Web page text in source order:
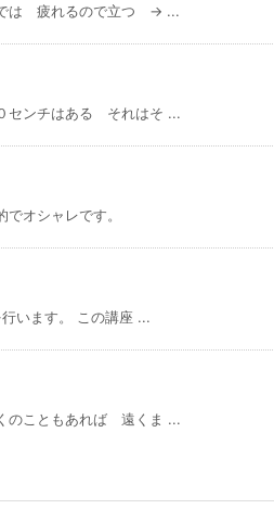
では 疲れるので立つ → ...
センチはある それはそ ...
オシャレです。
います。 この講座 ...
のこともあれば 遠くま ...